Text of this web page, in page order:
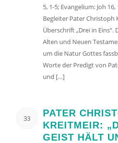
5, 1-5; Evangelium: Joh
Begleiter Pater Christoph
Überschrift „Drei in
Alten und Neuen
um die Natur Gottes
Worte der Predigt von
und […]
33
PATER
KREITMEIR:
GEIST HÄLT